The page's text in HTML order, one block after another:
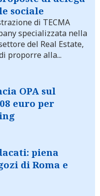
sociale
di TECMA
specializzata nella
del Real Estate,
proporre alla...
OPA sul
euro per
piena
di Roma e